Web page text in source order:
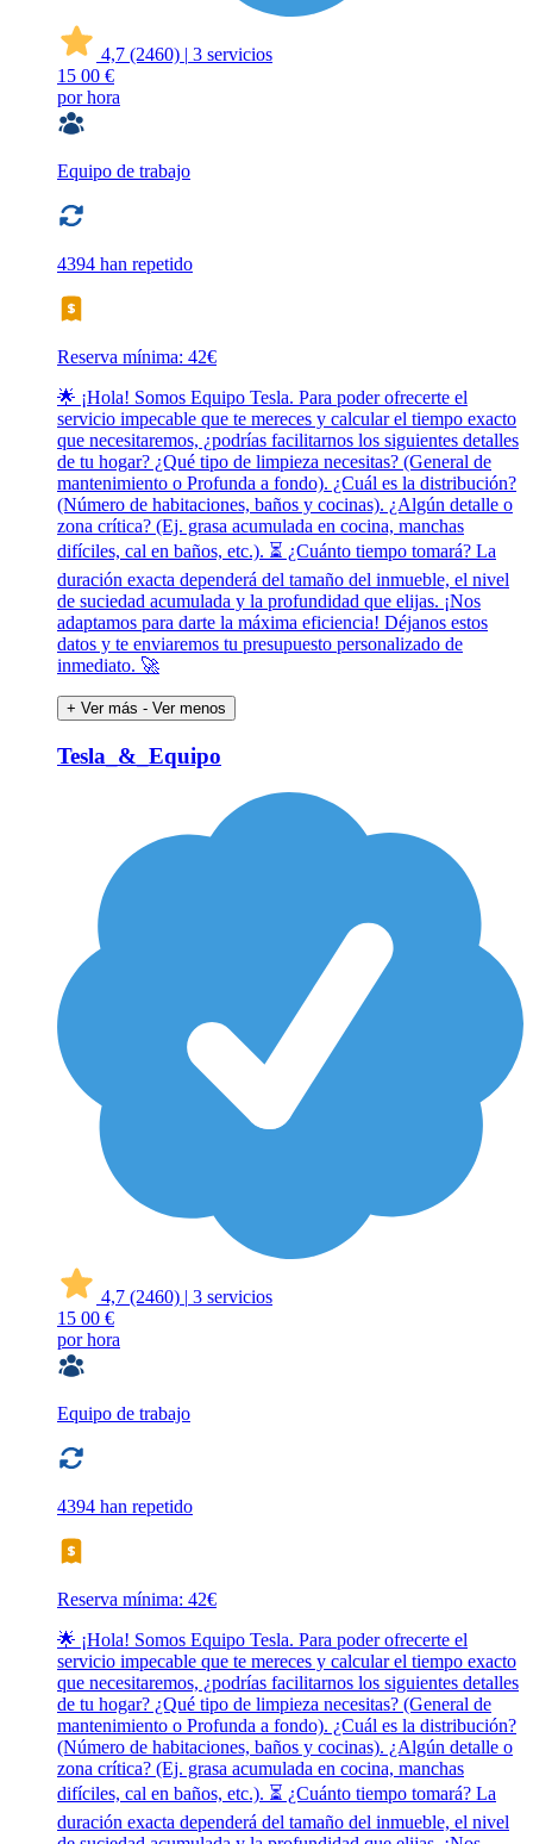
4,7 (2460) | 3 servicios
15 00 €
por hora
Equipo de trabajo
4394 han repetido
Reserva mínima: 42€
🌟 ¡Hola! Somos Equipo Tesla. Para poder ofrecerte el
servicio impecable que te mereces y calcular el tiempo exacto
que necesitaremos, ¿podrías facilitarnos los siguientes detalles
de tu hogar? ¿Qué tipo de limpieza necesitas? (General de
mantenimiento o Profunda a fondo). ¿Cuál es la distribución?
(Número de habitaciones, baños y cocinas). ¿Algún detalle o
zona crítica? (Ej. grasa acumulada en cocina, manchas
difíciles, cal en baños, etc.). ⏳ ¿Cuánto tiempo tomará? La
duración exacta dependerá del tamaño del inmueble, el nivel
de suciedad acumulada y la profundidad que elijas. ¡Nos
adaptamos para darte la máxima eficiencia! Déjanos estos
datos y te enviaremos tu presupuesto personalizado de
inmediato. 🚀
+ Ver más - Ver menos
Tesla_&_Equipo
4,7 (2460) | 3 servicios
15 00 €
por hora
Equipo de trabajo
4394 han repetido
Reserva mínima: 42€
🌟 ¡Hola! Somos Equipo Tesla. Para poder ofrecerte el
servicio impecable que te mereces y calcular el tiempo exacto
que necesitaremos, ¿podrías facilitarnos los siguientes detalles
de tu hogar? ¿Qué tipo de limpieza necesitas? (General de
mantenimiento o Profunda a fondo). ¿Cuál es la distribución?
(Número de habitaciones, baños y cocinas). ¿Algún detalle o
zona crítica? (Ej. grasa acumulada en cocina, manchas
difíciles, cal en baños, etc.). ⏳ ¿Cuánto tiempo tomará? La
duración exacta dependerá del tamaño del inmueble, el nivel